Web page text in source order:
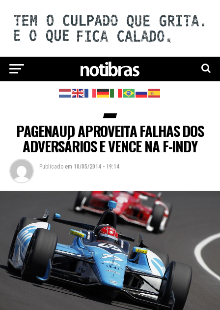
PAGENAUD APROVEITA FALHAS DOS
ADVERSÁRIOS E VENCE NA F-INDY
Publicado em 10/05/2014 - 19:14